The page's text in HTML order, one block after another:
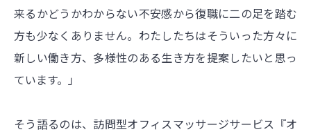
来るかどうかわからない不安感から復職に二の足を踏む
方も少なくありません。わたしたちはそういった方々に
新しい働き方、多様性のある生き方を提案したいと思っ
ています。」
そう語るのは、訪問型オフィスマッサージサービス『オ